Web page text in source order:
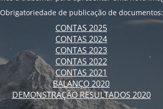
Obrigatoriedade de publicação de documentos:
CONTAS 2025
CONTAS 2024
CONTAS 2023
CONTAS 2022
CONTAS 2021
BALANÇO 2020
DEMONSTRAÇÃO RESULTADOS 2020